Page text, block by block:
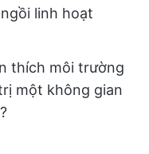
linh hoạt
thích môi trường
một không gian